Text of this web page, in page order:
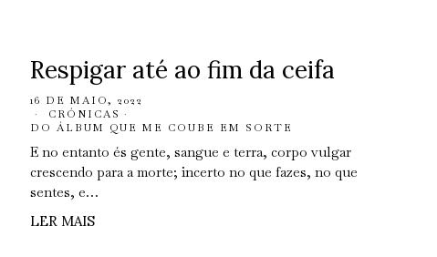
Respigar até ao fim da ceifa
16 DE MAIO, 2022
CRÓNICAS ·
DO ÁLBUM QUE ME COUBE EM SORTE
E no entanto és gente, sangue e terra, corpo vulgar
crescendo para a morte; incerto no que fazes, no que
sentes, e…
LER MAIS